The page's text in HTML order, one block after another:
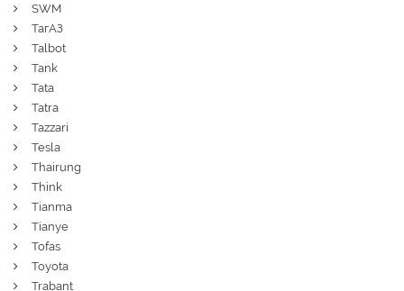
SWM
ТагАЗ
Talbot
Tank
Tata
Tatra
Tazzari
Tesla
Thairung
Think
Tianma
Tianye
Tofas
Toyota
Trabant